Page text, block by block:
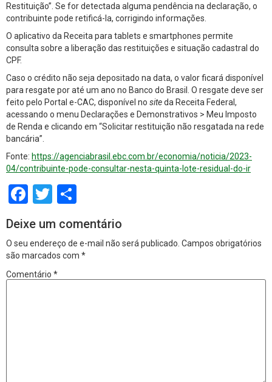
Restituição”. Se for detectada alguma pendência na declaração, o
contribuinte pode retificá-la, corrigindo informações.
O aplicativo da Receita para tablets e smartphones permite
consulta sobre a liberação das restituições e situação cadastral do
CPF.
Caso o crédito não seja depositado na data, o valor ficará disponível
para resgate por até um ano no Banco do Brasil. O resgate deve ser
feito pelo Portal e-CAC, disponível no siteda Receita Federal,
acessando o menu Declarações e Demonstrativos > Meu Imposto
de Renda e clicando em “Solicitar restituição não resgatada na rede
bancária”.
Fonte: https://agenciabrasil.ebc.com.br/economia/noticia/2023-
04/contribuinte-pode-consultar-nesta-quinta-lote-residual-do-ir
Facebook
Twitter
Deixe um comentário
O seu endereço de e-mail não será publicado. Campos obrigatórios
são marcados com *
Comentário *